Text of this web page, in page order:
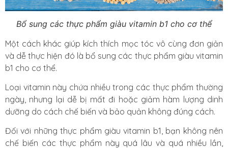
Bổ sung các thực phẩm giàu vitamin b1 cho cơ thể
Một cách khác giúp kích thích mọc tóc vô cùng đơn giản
và dễ thực hiện đó là bổ sung các thực phẩm giàu vitamin
b1 cho cơ thể.
Loại vitamin này chứa nhiều trong các thực phẩm thường
ngày, nhưng lại dễ bị mất đi hoặc giảm hàm lượng dinh
dưỡng do cách chế biến và bảo quản không đúng cách.
Đối với những thực phẩm giàu vitamin b1, bạn không nên
chế biến các thực phẩm này quá lâu và quá nhiều lần,